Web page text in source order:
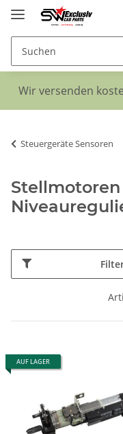
Wir versenden
Steuergeräte Sensoren
AUF LAGER